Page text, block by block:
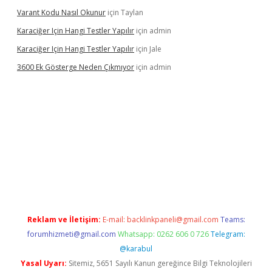
Varant Kodu Nasıl Okunur için Taylan
Karaciğer Için Hangi Testler Yapılır için admin
Karaciğer Için Hangi Testler Yapılır için Jale
3600 Ek Gösterge Neden Çıkmıyor için admin
Reklam ve İletişim: E-mail: backlinkpaneli@gmail.com Teams:
forumhizmeti@gmail.com Whatsapp: 0262 606 0 726 Telegram:
@karabul
Yasal Uyarı: Sitemiz, 5651 Sayılı Kanun gereğince Bilgi Teknolojileri